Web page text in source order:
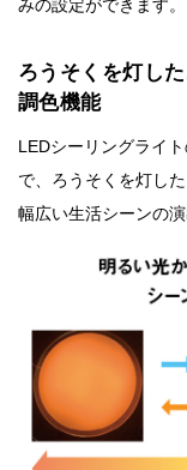
みの設定ができます。
ろうそくを灯し
調色機能
LEDシーリングライ
で、ろうそくを灯し
幅広い生活シーンの